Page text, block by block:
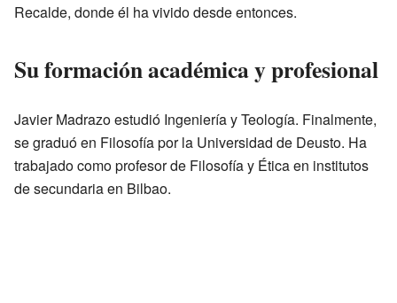
Recalde, donde él ha vivido desde entonces.
Su formación académica y profesional
Javier Madrazo estudió Ingeniería y Teología. Finalmente,
se graduó en Filosofía por la Universidad de Deusto. Ha
trabajado como profesor de Filosofía y Ética en institutos
de secundaria en Bilbao.